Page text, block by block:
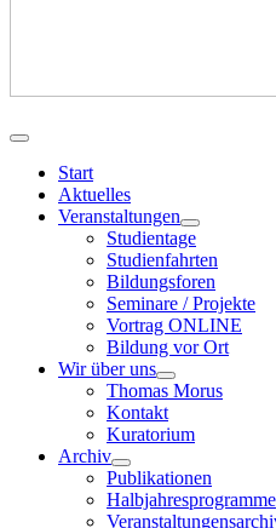
Start
Aktuelles
Veranstaltungen
Studientage
Studienfahrten
Bildungsforen
Seminare / Projekte
Vortrag ONLINE
Bildung vor Ort
Wir über uns
Thomas Morus
Kontakt
Kuratorium
Archiv
Publikationen
Halbjahresprogramme